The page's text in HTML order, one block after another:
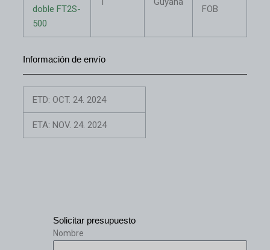
doble FT2S-
500
FOB
Información de envío
ETD: OCT. 24. 2024
ETA: NOV. 24. 2024
Solicitar presupuesto
Nombre